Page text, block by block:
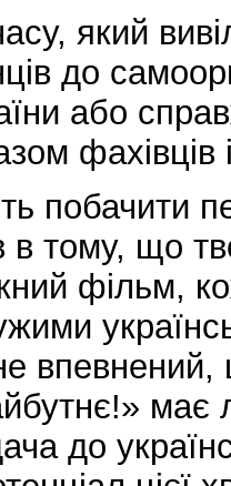
який
до
або
фахівців
побачити
в тому, що
фільм,
має
до